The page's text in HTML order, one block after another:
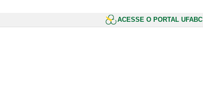
ACESSE O PORTAL UFABC